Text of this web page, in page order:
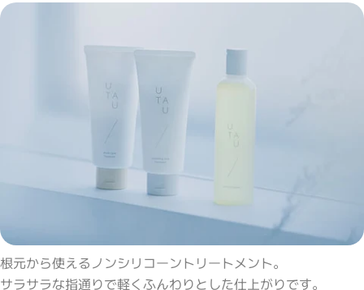
根元から使えるノンシリコーントリートメント。
サラサラな指通りで軽くふんわりとした仕上がりです。